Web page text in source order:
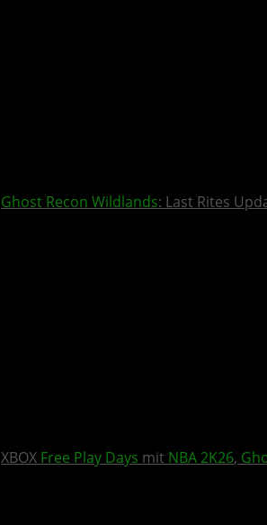
Ghost Recon Wildlands: Last Rites
XBOX Free Play Days mit NBA 2K26,